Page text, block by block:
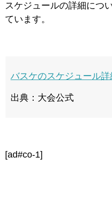
スケジュールの詳細につ
ています。
バスケのスケジュール詳
出典：大会公式
[ad#co-1]